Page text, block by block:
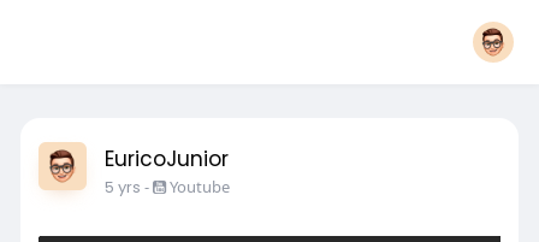
EuricoJunior
5 yrs - Youtube